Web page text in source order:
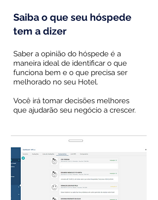
Saiba o que seu hóspede
tem a dizer
Saber a opinião do hóspede é a
maneira ideal de identificar o que
funciona bem e o que precisa ser
melhorado no seu Hotel.
Você irá tomar decisões melhores
que ajudarão seu negócio a crescer.